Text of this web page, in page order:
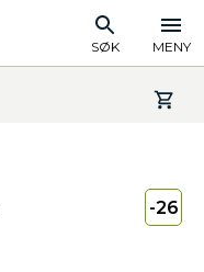
SØK MENY
-26